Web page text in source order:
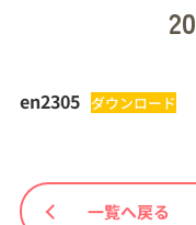
en2305 ダウンロード
一覧へ戻る